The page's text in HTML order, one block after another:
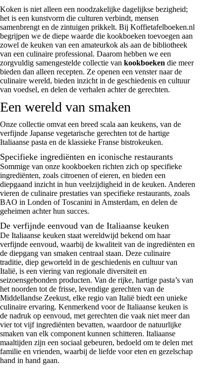
Koken is niet alleen een noodzakelijke dagelijkse bezigheid;
het is een kunstvorm die culturen verbindt, mensen
samenbrengt en de zintuigen prikkelt. Bij Koffietafelboeken.nl
begrijpen we de diepe waarde die kookboeken toevoegen aan
zowel de keuken van een amateurkok als aan de bibliotheek
van een culinaire professional. Daarom hebben we een
zorgvuldig samengestelde collectie van kookboeken die meer
bieden dan alleen recepten. Ze openen een venster naar de
culinaire wereld, bieden inzicht in de geschiedenis en cultuur
van voedsel, en delen de verhalen achter de gerechten.
Een wereld van smaken
Onze collectie omvat een breed scala aan keukens, van de
verfijnde Japanse vegetarische gerechten tot de hartige
Italiaanse pasta en de klassieke Franse bistrokeuken.
Specifieke ingrediënten en iconische restaurants
Sommige van onze kookboeken richten zich op specifieke
ingrediënten, zoals citroenen of eieren, en bieden een
diepgaand inzicht in hun veelzijdigheid in de keuken. Anderen
vieren de culinaire prestaties van specifieke restaurants, zoals
BAO in Londen of Toscanini in Amsterdam, en delen de
geheimen achter hun succes.
De verfijnde eenvoud van de Italiaanse keuken
De Italiaanse keuken staat wereldwijd bekend om haar
verfijnde eenvoud, waarbij de kwaliteit van de ingrediënten en
de diepgang van smaken centraal staan. Deze culinaire
traditie, diep geworteld in de geschiedenis en cultuur van
Italië, is een viering van regionale diversiteit en
seizoensgebonden producten. Van de rijke, hartige pasta’s van
het noorden tot de frisse, levendige gerechten van de
Middellandse Zeekust, elke regio van Italië biedt een unieke
culinaire ervaring. Kenmerkend voor de Italiaanse keuken is
de nadruk op eenvoud, met gerechten die vaak niet meer dan
vier tot vijf ingrediënten bevatten, waardoor de natuurlijke
smaken van elk component kunnen schitteren. Italiaanse
maaltijden zijn een sociaal gebeuren, bedoeld om te delen met
familie en vrienden, waarbij de liefde voor eten en gezelschap
hand in hand gaan.